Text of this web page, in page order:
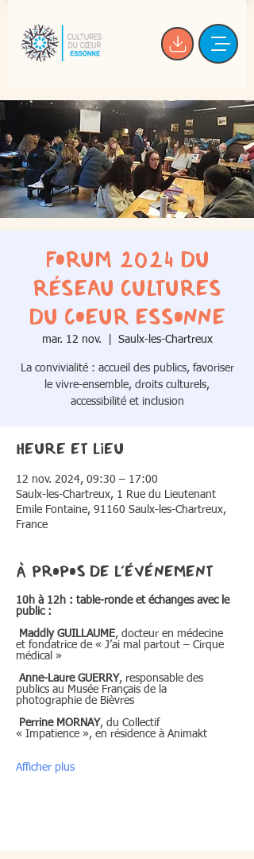
Forum 2024 du
réseau Cultures
du Coeur Essonne
mar. 12 nov. Saulx-les-Chartreux
La convivialité : accueil des publics, favoriser
le vivre-ensemble, droits culturels,
accessibilité et inclusion
Heure et lieu
12 nov. 2024, 09:30 – 17:00
Saulx-les-Chartreux, 1 Rue du Lieutenant
Emile Fontaine, 91160 Saulx-les-Chartreux,
France
À propos de l'événement
10h à 12h : table-ronde et échanges avec le
public :
Maddly GUILLAUME, docteur en médecine
et fondatrice de « J’ai mal partout – Cirque
médical »
Anne-Laure GUERRY, responsable des
publics au Musée Français de la
photographie de Bièvres
Perrine MORNAY, du Collectif
« Impatience », en résidence à Animakt
Afficher plus